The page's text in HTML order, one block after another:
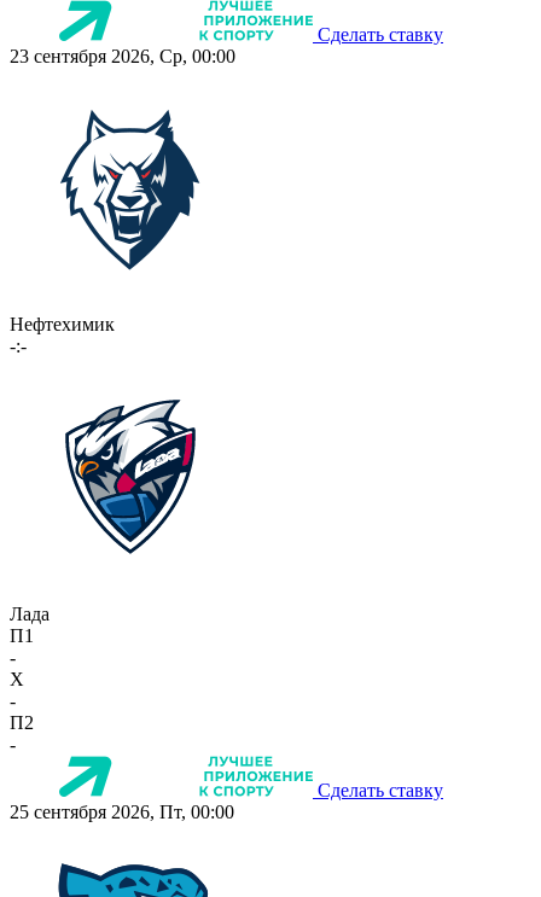
Сделать ставку
23 сентября 2026, Ср, 00:00
Нефтехимик
-:-
Лада
П1
-
X
-
П2
-
Сделать ставку
25 сентября 2026, Пт, 00:00